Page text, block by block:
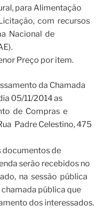
para Alimentação
com recursos
Nacional de
Preço por item.
da Chamada
05/11/2014 as
de Compras e
Padre Celestino, 475
documentos de
serão recebidos no
na sessão pública
pública que
dos interessados.